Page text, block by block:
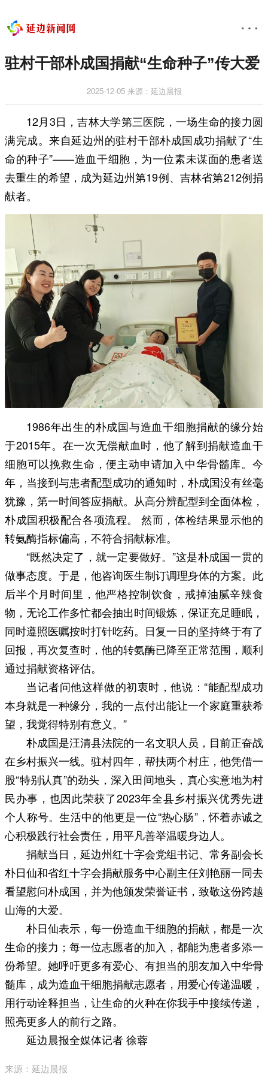
驻村干部朴成国捐献“生命种子”传大爱
2025-12-05 来源：延边晨报
12月3日，吉林大学第三医院，一场生命的接力圆
满完成。来自延边州的驻村干部朴成国成功捐献了“生
命的种子”——造血干细胞，为一位素未谋面的患者送
去重生的希望，成为延边州第19例、吉林省第212例捐
献者。
1986年出生的朴成国与造血干细胞捐献的缘分始
于2015年。在一次无偿献血时，他了解到捐献造血干
细胞可以挽救生命，便主动申请加入中华骨髓库。今
年，当接到与患者配型成功的通知时，朴成国没有丝毫
犹豫，第一时间答应捐献。从高分辨配型到全面体检，
朴成国积极配合各项流程。 然而，体检结果显示他的
转氨酶指标偏高，不符合捐献标准。
“既然决定了，就一定要做好。”这是朴成国一贯的
做事态度。于是，他咨询医生制订调理身体的方案。此
后半个月时间里，他严格控制饮食，戒掉油腻辛辣食
物，无论工作多忙都会抽出时间锻炼，保证充足睡眠，
同时遵照医嘱按时打针吃药。日复一日的坚持终于有了
回报，再次复查时，他的转氨酶已降至正常范围，顺利
通过捐献资格评估。
当记者问他这样做的初衷时，他说：“能配型成功
本身就是一种缘分，我的一点付出能让一个家庭重获希
望，我觉得特别有意义。”
朴成国是汪清县法院的一名文职人员，目前正奋战
在乡村振兴一线。驻村四年，帮扶两个村庄，他凭借一
股“特别认真”的劲头，深入田间地头，真心实意地为村
民办事，也因此荣获了2023年全县乡村振兴优秀先进
个人称号。生活中的他更是一位“热心肠”，怀着赤诚之
心积极践行社会责任，用平凡善举温暖身边人。
捐献当日，延边州红十字会党组书记、常务副会长
朴日仙和省红十字会捐献服务中心副主任刘艳丽一同去
看望慰问朴成国，并为他颁发荣誉证书，致敬这份跨越
山海的大爱。
朴日仙表示，每一份造血干细胞的捐献，都是一次
生命的接力；每一位志愿者的加入，都能为患者多添一
份希望。她呼吁更多有爱心、有担当的朋友加入中华骨
髓库，成为造血干细胞捐献志愿者，用爱心传递温暖，
用行动诠释担当，让生命的火种在你我手中接续传递，
照亮更多人的前行之路。
延边晨报全媒体记者 徐蓉
来源：延边晨报